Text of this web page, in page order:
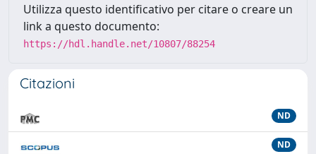
Utilizza questo identificativo per citare o creare un
link a questo documento:
https://hdl.handle.net/10807/88254
Citazioni
ND
ND